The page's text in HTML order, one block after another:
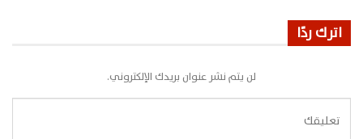
اترك ردًا
لن يتم نشر عنوان بريدك الإلكتروني.